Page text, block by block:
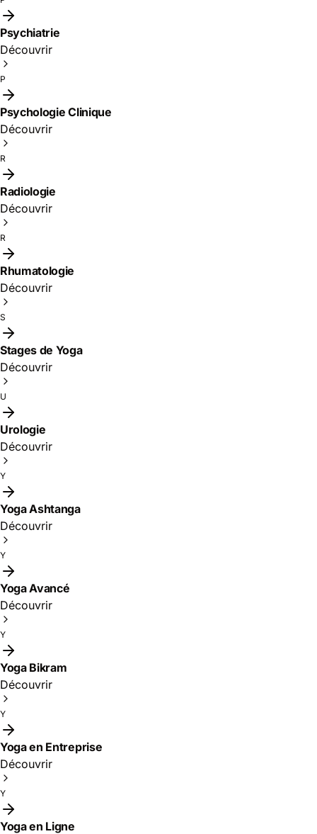
Psychiatrie
Découvrir
P
Psychologie Clinique
Découvrir
R
Radiologie
Découvrir
R
Rhumatologie
Découvrir
S
Stages de Yoga
Découvrir
U
Urologie
Découvrir
Y
Yoga Ashtanga
Découvrir
Y
Yoga Avancé
Découvrir
Y
Yoga Bikram
Découvrir
Y
Yoga en Entreprise
Découvrir
Y
Yoga en Ligne